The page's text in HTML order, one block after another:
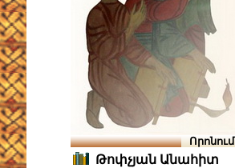
Որոնում
Թոփչյան Անահիտ